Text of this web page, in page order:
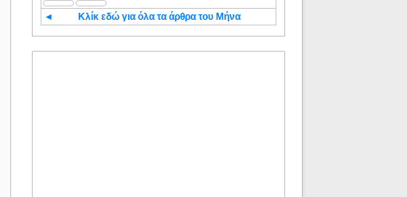
◄ Κλίκ εδώ για όλα τα άρθρα του Μήνα